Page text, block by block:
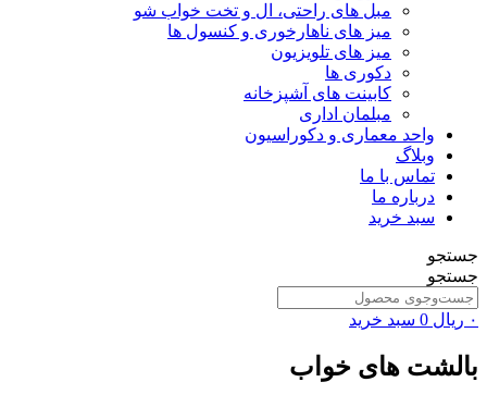
مبل های راحتی، ال و تخت خواب شو
میز های ناهارخوری و کنسول ها
میز های تلویزیون
دکوری ها
کابینت های آشپزخانه
مبلمان اداری
واحد معماری و دکوراسیون
وبلاگ
تماس با ما
درباره ما
سبد خرید
جستجو
جستجو
۰ ریال 0 سبد خرید
بالشت های خواب